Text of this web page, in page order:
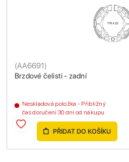
Brzdové čelisti - zadní
(AA6691)
Neskladová položka - Přibližný
čas doručení 30 dní od nákupu
PŘIDAT DO KOŠÍKU